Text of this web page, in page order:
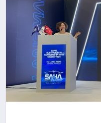
SAĞLIK
EĞITIM